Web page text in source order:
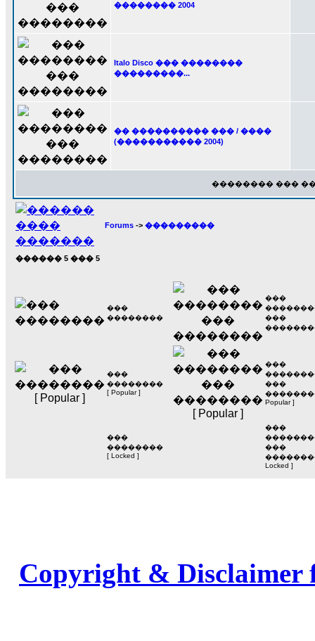
�������� 2004
Italo Disco ��� ��������
���������...
�� ���������� ��� / ����
(����������� 2004)
�������� ���
Forums -> ���������
������ 5 ��� 5
���
��������
���
���
���
��������
[ Popular ]
���
���
Popular ]
���
��������
[ Locked ]
���
���
Locked ]
Copyright & Disclaimer